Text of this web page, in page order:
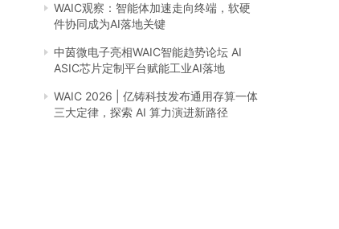
WAIC观察：智能体加速走向终端，软硬
件协同成为AI落地关键
中茵微电子亮相WAIC智能趋势论坛 AI
ASIC芯片定制平台赋能工业AI落地
WAIC 2026 | 亿铸科技发布通用存算一体
三大定律，探索 AI 算力演进新路径